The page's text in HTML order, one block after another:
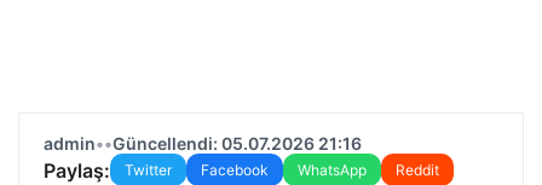
admin••Güncellendi: 05.07.2026 21:16
Paylaş: Twitter Facebook WhatsApp
Reddit